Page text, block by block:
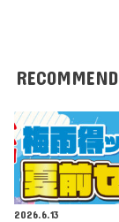
RECOMMEND
2026.6.13